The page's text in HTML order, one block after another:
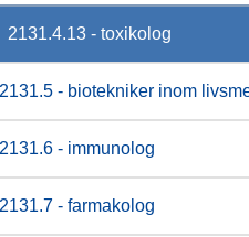
2131.4.13 - toxikolog
2131.5 - biotekniker inom
2131.6 - immunolog
2131.7 - farmakolog